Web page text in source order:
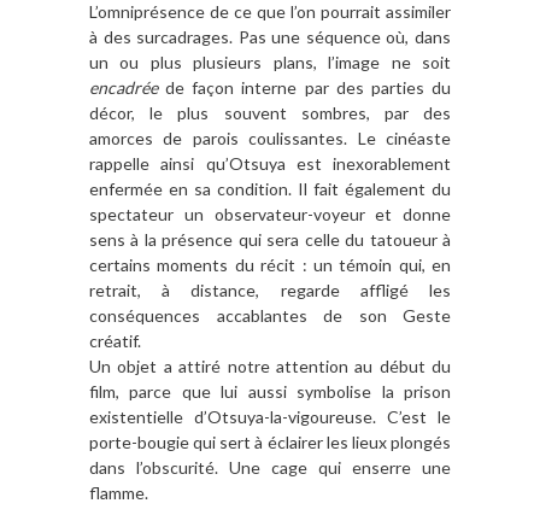
L’omniprésence de ce que l’on pourrait assimiler
à des surcadrages. Pas une séquence où, dans
un ou plus plusieurs plans, l’image ne soit
encadréede façon interne par des parties du
décor, le plus souvent sombres, par des
amorces de parois coulissantes. Le cinéaste
rappelle ainsi qu’Otsuya est inexorablement
enfermée en sa condition. Il fait également du
spectateur un observateur-voyeur et donne
sens à la présence qui sera celle du tatoueur à
certains moments du récit : un témoin qui, en
retrait, à distance, regarde affligé les
conséquences accablantes de son Geste
créatif.
Un objet a attiré notre attention au début du
film, parce que lui aussi symbolise la prison
existentielle d’Otsuya-la-vigoureuse. C’est le
porte-bougie qui sert à éclairer les lieux plongés
dans l’obscurité. Une cage qui enserre une
flamme.